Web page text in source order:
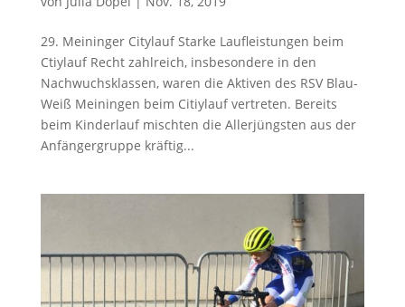
29. Meininger Citylauf Starke Laufleistungen beim
Ctiylauf Recht zahlreich, insbesondere in den
Nachwuchsklassen, waren die Aktiven des RSV Blau-
Weiß Meiningen beim Citiylauf vertreten. Bereits
beim Kinderlauf mischten die Allerjüngsten aus der
Anfängergruppe kräftig...